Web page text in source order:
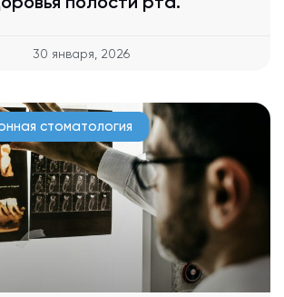
30 января, 2026
стоматология